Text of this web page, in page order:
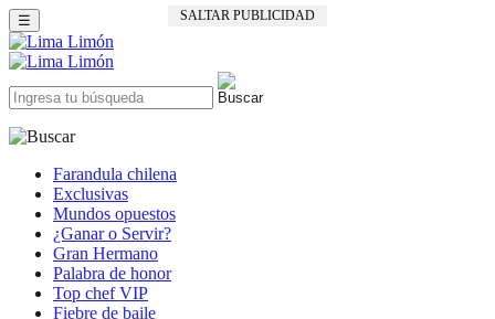
SALTAR PUBLICIDAD
☰
Farandula chilena
Exclusivas
Mundos opuestos
¿Ganar o Servir?
Gran Hermano
Palabra de honor
Top chef VIP
Fiebre de baile